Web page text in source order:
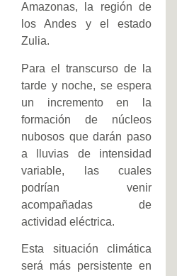
Amazonas, la región de
los Andes y el estado
Zulia.
Para el transcurso de la
tarde y noche, se espera
un incremento en la
formación de núcleos
nubosos que darán paso
a lluvias de intensidad
variable, las cuales
podrían venir
acompañadas de
actividad eléctrica.
Esta situación climática
será más persistente en